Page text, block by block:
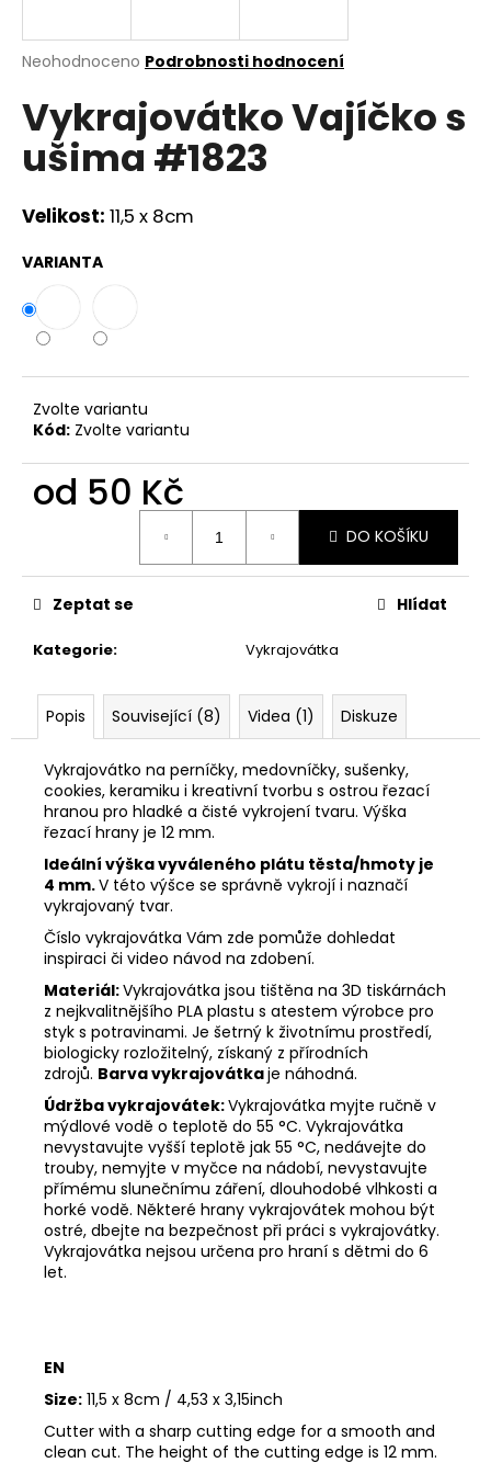
Průměrné
produktu
je
z
hvězdiček.
Neohodnoceno Podrobnosti hodnocení
Vykrajovátko Vajíčko s
ušima #1823
Velikost: 11,5 x 8cm
VARIANTA
Zvolte variantu
Kód: Zvolte variantu
od 50 Kč
DO KOŠÍKU
Kategorie: Vykrajovátka
Zeptat se Hlídat
Popis Související (8) Videa (1) Diskuze
Vykrajovátko na perníčky, medovníčky, sušenky,
cookies, keramiku i kreativní tvorbu s ostrou řezací
hranou pro hladké a čisté vykrojení tvaru. Výška
řezací hrany je 12 mm.
Ideální výška vyváleného plátu těsta/hmoty je
4 mm.V této výšce se správně vykrojí i naznačí
vykrajovaný tvar.
Číslo vykrajovátka Vám zde pomůže dohledat
inspiraci či video návod na zdobení.
Materiál:Vykrajovátka jsou tištěna na 3D tiskárnách
z nejkvalitnějšího PLA plastu s atestem výrobce pro
styk s potravinami. Je šetrný k životnímu prostředí,
biologicky rozložitelný, získaný z přírodních
zdrojů. Barva vykrajovátkaje náhodná.
Údržba vykrajovátek:Vykrajovátka myjte ručně v
mýdlové vodě o teplotě do 55 °C. Vykrajovátka
nevystavujte vyšší teplotě jak 55 °C, nedávejte do
trouby, nemyjte v myčce na nádobí, nevystavujte
přímému slunečnímu záření, dlouhodobé vlhkosti a
horké vodě. Některé hrany vykrajovátek mohou být
ostré, dbejte na bezpečnost při práci s vykrajovátky.
Vykrajovátka nejsou určena pro hraní s dětmi do 6
let.
EN
Size: 11,5 x 8cm / 4,53 x 3,15inch
Cutter with a sharp cutting edge for a smooth and
clean cut. The height of the cutting edge is 12 mm.
j
t
?
D
o
p
o
u
č
m
e
MIKULÁŠ
SET
#347
74
Kč